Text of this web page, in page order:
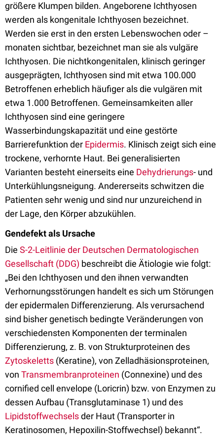
größere Klumpen bilden. Angeborene Ichthyosen
werden als kongenitale Ichthyosen bezeichnet.
Werden sie erst in den ersten Lebenswochen oder –
monaten sichtbar, bezeichnet man sie als vulgäre
Ichthyosen. Die nichtkongenitalen, klinisch geringer
ausgeprägten, Ichthyosen sind mit etwa 100.000
Betroffenen erheblich häufiger als die vulgären mit
etwa 1.000 Betroffenen. Gemeinsamkeiten aller
Ichthyosen sind eine geringere
Wasserbindungskapazität und eine gestörte
Barrierefunktion der Epidermis. Klinisch zeigt sich eine
trockene, verhornte Haut. Bei generalisierten
Varianten besteht einerseits eine Dehydrierungs- und
Unterkühlungsneigung. Andererseits schwitzen die
Patienten sehr wenig und sind nur unzureichend in
der Lage, den Körper abzukühlen.
Gendefekt als Ursache
Die S-2-Leitlinie der Deutschen Dermatologischen
Gesellschaft (DDG) beschreibt die Ätiologie wie folgt:
„Bei den Ichthyosen und den ihnen verwandten
Verhornungsstörungen handelt es sich um Störungen
der epidermalen Differenzierung. Als verursachend
sind bisher genetisch bedingte Veränderungen von
verschiedensten Komponenten der terminalen
Differenzierung, z. B. von Strukturproteinen des
Zytoskeletts (Keratine), von Zelladhäsionsproteinen,
von Transmembranproteinen (Connexine) und des
cornified cell envelope (Loricrin) bzw. von Enzymen zu
dessen Aufbau (Transglutaminase 1) und des
Lipidstoffwechselsder Haut (Transporter in
Keratinosomen, Hepoxilin-Stoffwechsel) bekannt“.